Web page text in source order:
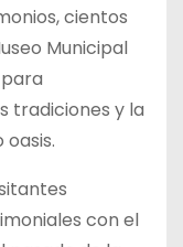
cientos
Municipal
tradiciones y la
con el